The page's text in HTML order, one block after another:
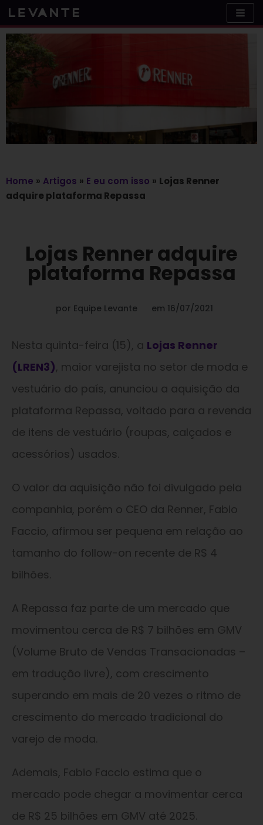
Skip
to
content
Home » Artigos » E eu com isso » Lojas Renner
adquire plataforma Repassa
Lojas Renner adquire
plataforma Repassa
por Equipe Levante em 16/07/2021
Nesta quinta-feira (15), a Lojas Renner
(LREN3), maior varejista no setor de moda e
vestuário do país, anunciou a aquisição da
plataforma Repassa, voltado para a revenda
de itens de vestuário (roupas, calçados e
acessórios) usados.
O valor da aquisição não foi divulgado pela
companhia, porém o CEO da Renner, Fabio
Faccio, afirmou ser pequena em relação ao
tamanho do follow-on recente de R$ 4
bilhões.
A Repassa faz parte de um mercado que
movimentou cerca de R$ 7 bilhões em GMV
(Volume Bruto de Vendas Transacionadas –
em tradução livre), com crescimento
superando em mais de 20 vezes o ritmo de
crescimento do mercado tradicional do
varejo de moda.
Ademais, Fabio Faccio estima que o
mercado pode chegar a movimentar cerca
de R$ 25 bilhões em GMV até 2025.